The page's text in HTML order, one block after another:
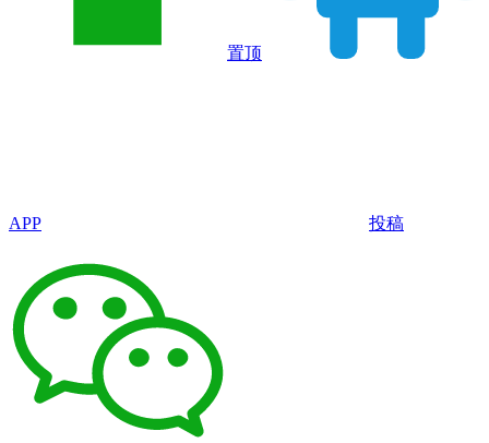
置顶
APP 投稿